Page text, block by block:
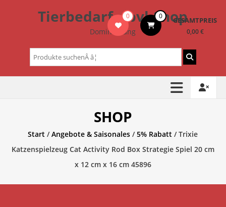
Tierbedarf – bvl-Shop
Dominik Lang
0 0 GESAMTPREIS
0,00 €
Suchen
nach:
SHOP
Start /Angebote & Saisonales /5% Rabatt / Trixie
Katzenspielzeug Cat Activity Rod Box Strategie Spiel 20 cm
x 12 cm x 16 cm 45896